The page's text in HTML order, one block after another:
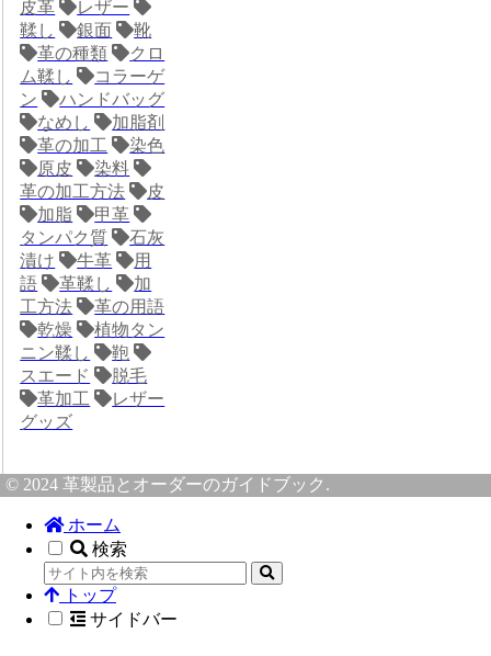
皮革
レザー
鞣し
銀面
靴
革の種類
クロ
ム鞣し
コラーゲ
ン
ハンドバッグ
なめし
加脂剤
革の加工
染色
原皮
染料
革の加工方法
皮
加脂
甲革
タンパク質
石灰
漬け
牛革
用
語
革鞣し
加
工方法
革の用語
乾燥
植物タン
ニン鞣し
鞄
スエード
脱毛
革加工
レザー
グッズ
© 2024 革製品とオーダーのガイドブック.
ホーム
検索
トップ
サイドバー